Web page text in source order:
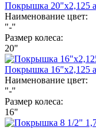
Покрышка 20"х2,125
Наименование цвет:
"-"
Размер колеса:
20"
Покрышка 16"х2,125
Наименование цвет:
"-"
Размер колеса:
16"